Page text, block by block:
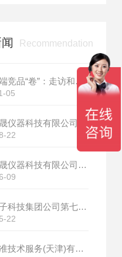
Recommendation
不与低端竞品“卷”：走访和晟科技，探寻国产热分析如何行稳致远
05
22
上海和晟仪器科技有限公司新厂开工大吉
09
中国电子科技集团公司第七研究所选购我司差示扫描量热仪
22
通标标准技术服务(天津)有限公司选购我司HS-DR-5导热系数测试仪